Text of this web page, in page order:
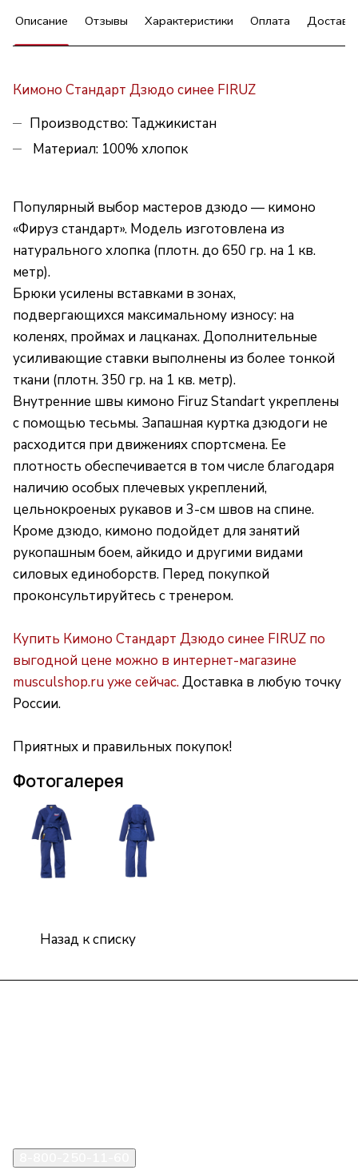
Описание Отзывы Характеристики Оплата
Кимоно Стандарт Дзюдо синее FIRUZ
Производство: Таджикистан
Материал: 100% хлопок
Популярный выбор мастеров дзюдо — кимоно
«Фируз стандарт». Модель изготовлена из
натурального хлопка (плотн. до 650 гр. на 1 кв.
метр).
Брюки усилены вставками в зонах,
подвергающихся максимальному износу: на
коленях, проймах и лацканах. Дополнительные
усиливающие ставки выполнены из более тонкой
ткани (плотн. 350 гр. на 1 кв. метр).
Внутренние швы кимоно Firuz Standart укреплены
с помощью тесьмы. Запашная куртка дзюдоги не
расходится при движениях спортсмена. Ее
плотность обеспечивается в том числе благодаря
наличию особых плечевых укреплений,
цельнокроеных рукавов и 3-см швов на спине.
Кроме дзюдо, кимоно подойдет для занятий
рукопашным боем, айкидо и другими видами
силовых единоборств. Перед покупкой
проконсультируйтесь с тренером.
Купить Кимоно Стандарт Дзюдо синее FIRUZ по
выгодной цене можно в интернет-магазине
musculshop.ru уже сейчас.Доставка в любую точку
России.
Приятных и правильных покупок!
Фотогалерея
Назад к списку